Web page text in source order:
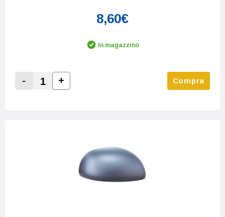
8,60€
In magazzino
Decrease Quantity:
-
Increase Quantity:
+ Compra